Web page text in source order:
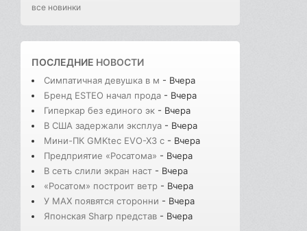
все новинки
ПОСЛЕДНИЕ НОВОСТИ
Симпатичная девушка в м - Вчера
Бренд ESTEO начал прода - Вчера
Гиперкар без единого эк - Вчера
В США задержали эксплуа - Вчера
Мини-ПК GMKtec EVO-X3 с - Вчера
Предприятие «Росатома» - Вчера
В сеть слили экран наст - Вчера
«Росатом» построит ветр - Вчера
У MAX появятся сторонни - Вчера
Японская Sharp представ - Вчера